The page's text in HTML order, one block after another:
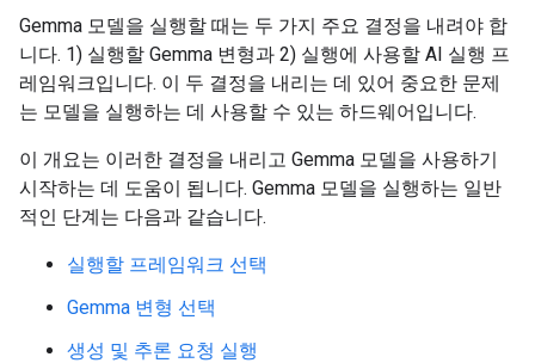
Gemma 모델을 실행할 때는 두 가지 주요 결정을 내려야 합
니다. 1) 실행할 Gemma 변형과 2) 실행에 사용할 AI 실행 프
레임워크입니다. 이 두 결정을 내리는 데 있어 중요한 문제
는 모델을 실행하는 데 사용할 수 있는 하드웨어입니다.
이 개요는 이러한 결정을 내리고 Gemma 모델을 사용하기
시작하는 데 도움이 됩니다. Gemma 모델을 실행하는 일반
적인 단계는 다음과 같습니다.
실행할 프레임워크 선택
Gemma 변형 선택
생성 및 추론 요청 실행